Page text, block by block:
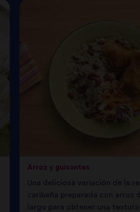
Arroz y guisantes
Una deliciosa variación de la
caribeña preparada con arroz
largo para obtener una